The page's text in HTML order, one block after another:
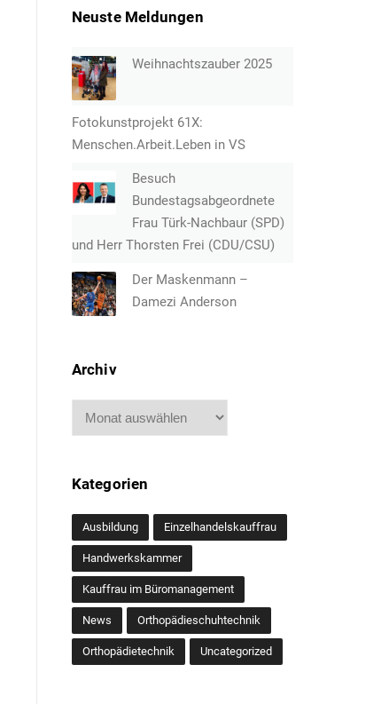
Neuste Meldungen
Weihnachtszauber 2025
Fotokunstprojekt 61X:
Menschen.Arbeit.Leben in VS
Besuch
Bundestagsabgeordnete
Frau Türk-Nachbaur (SPD)
und Herr Thorsten Frei (CDU/CSU)
Der Maskenmann –
Damezi Anderson
Archiv
Archiv
Kategorien
Ausbildung Einzelhandelskauffrau
Handwerkskammer
Kauffrau im Büromanagement
News Orthopädieschuhtechnik
Orthopädietechnik Uncategorized